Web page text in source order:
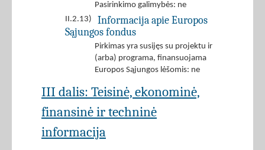
Pasirinkimo galimybės: ne
II.2.13)
Informacija apie Europos
Sąjungos fondus
Pirkimas yra susijęs su projektu ir
(arba) programa, finansuojama
Europos Sąjungos lėšomis: ne
III dalis: Teisinė, ekonominė,
finansinė ir techninė
informacija